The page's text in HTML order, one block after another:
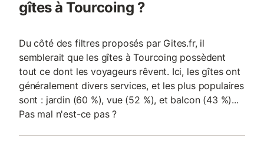
gîtes à Tourcoing ?
Du côté des filtres proposés par Gites.fr, il
semblerait que les gîtes à Tourcoing possèdent
tout ce dont les voyageurs rêvent. Ici, les gîtes ont
généralement divers services, et les plus populaires
sont : jardin (60 %), vue (52 %), et balcon (43 %)...
Pas mal n'est-ce pas ?